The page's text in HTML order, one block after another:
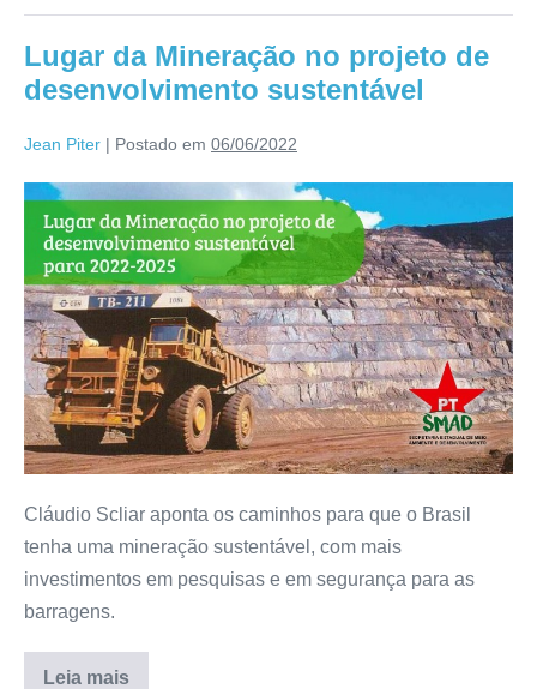
Lugar da Mineração no projeto de
desenvolvimento sustentável
Jean Piter | Postado em 06/06/2022
Cláudio Scliar aponta os caminhos para que o Brasil
tenha uma mineração sustentável, com mais
investimentos em pesquisas e em segurança para as
barragens.
Leia mais